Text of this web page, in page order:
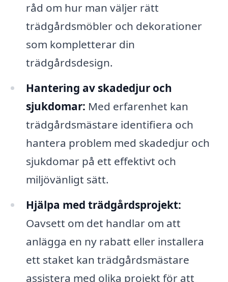
råd om hur man väljer rätt
trädgårdsmöbler och dekorationer
som kompletterar din
trädgårdsdesign.
Hantering av skadedjur och
sjukdomar: Med erfarenhet kan
trädgårdsmästare identifiera och
hantera problem med skadedjur och
sjukdomar på ett effektivt och
miljövänligt sätt.
Hjälpa med trädgårdsprojekt:
Oavsett om det handlar om att
anlägga en ny rabatt eller installera
ett staket kan trädgårdsmästare
assistera med olika projekt för att